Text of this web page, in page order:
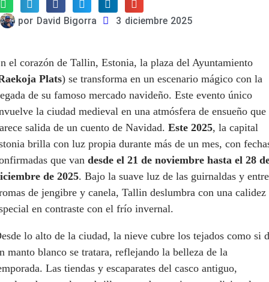
por David Bigorra 3 diciembre 2025
el corazón de Tallin, Estonia, la plaza del Ayuntamiento
Plats) se transforma en un escenario mágico con la
de su famoso mercado navideño. Este evento único
la ciudad medieval en una atmósfera de ensueño que
salida de un cuento de Navidad. Este 2025, la capital
brilla con luz propia durante más de un mes, con
que van desde el 21 de noviembre hasta el 28
de 2025. Bajo la suave luz de las guirnaldas y entre
de jengibre y canela, Tallin deslumbra con una calidez
en contraste con el frío invernal.
lo alto de la ciudad, la nieve cubre los tejados como si
manto blanco se tratara, reflejando la belleza de la
Las tiendas y escaparates del casco antiguo,